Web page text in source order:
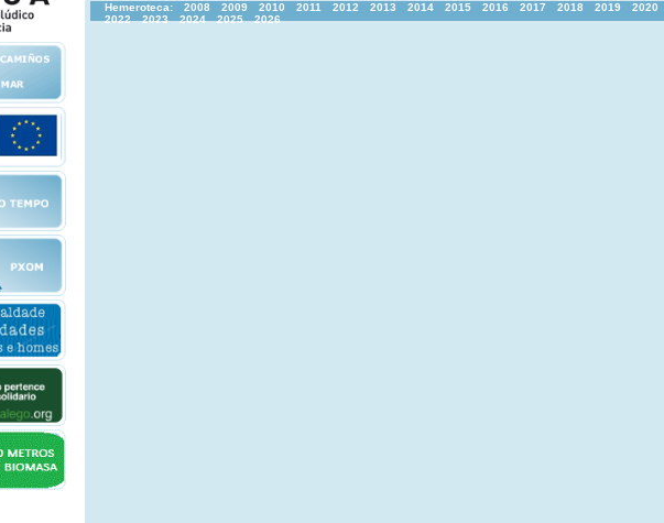
Hemeroteca: 2008 2009 2010 2011 2012 2013 2014 2015 2016 2017 2018 2019
2020
2022
2023 2024 2025 2026